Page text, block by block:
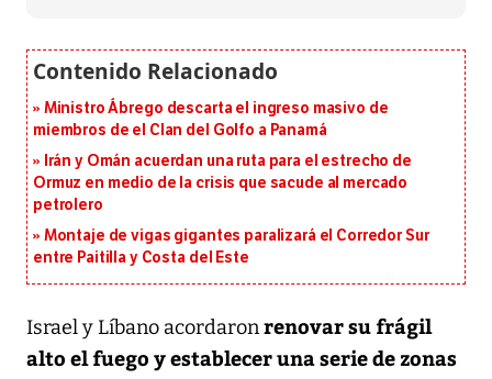
Ministro Ábrego descarta el ingreso masivo de
miembros de el Clan del Golfo a Panamá
Irán y Omán acuerdan una ruta para el estrecho de
Ormuz en medio de la crisis que sacude al mercado
petrolero
Montaje de vigas gigantes paralizará el Corredor Sur
entre Paitilla y Costa del Este
Israel y Líbano acordaronrenovar su frágil
alto el fuego y establecer una serie de zonas